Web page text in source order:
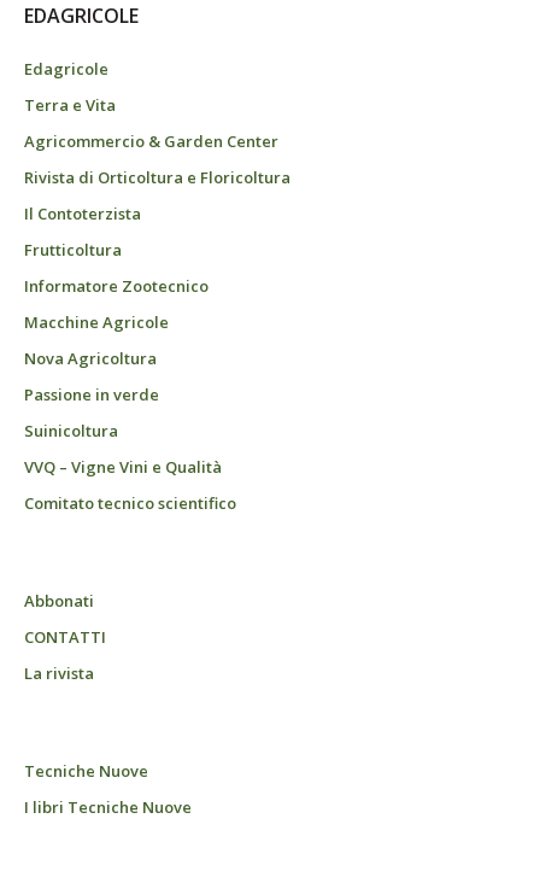
EDAGRICOLE
Edagricole
Terra e Vita
Agricommercio & Garden Center
Rivista di Orticoltura e Floricoltura
Il Contoterzista
Frutticoltura
Informatore Zootecnico
Macchine Agricole
Nova Agricoltura
Passione in verde
Suinicoltura
VVQ – Vigne Vini e Qualità
Comitato tecnico scientifico
Abbonati
CONTATTI
La rivista
Tecniche Nuove
I libri Tecniche Nuove